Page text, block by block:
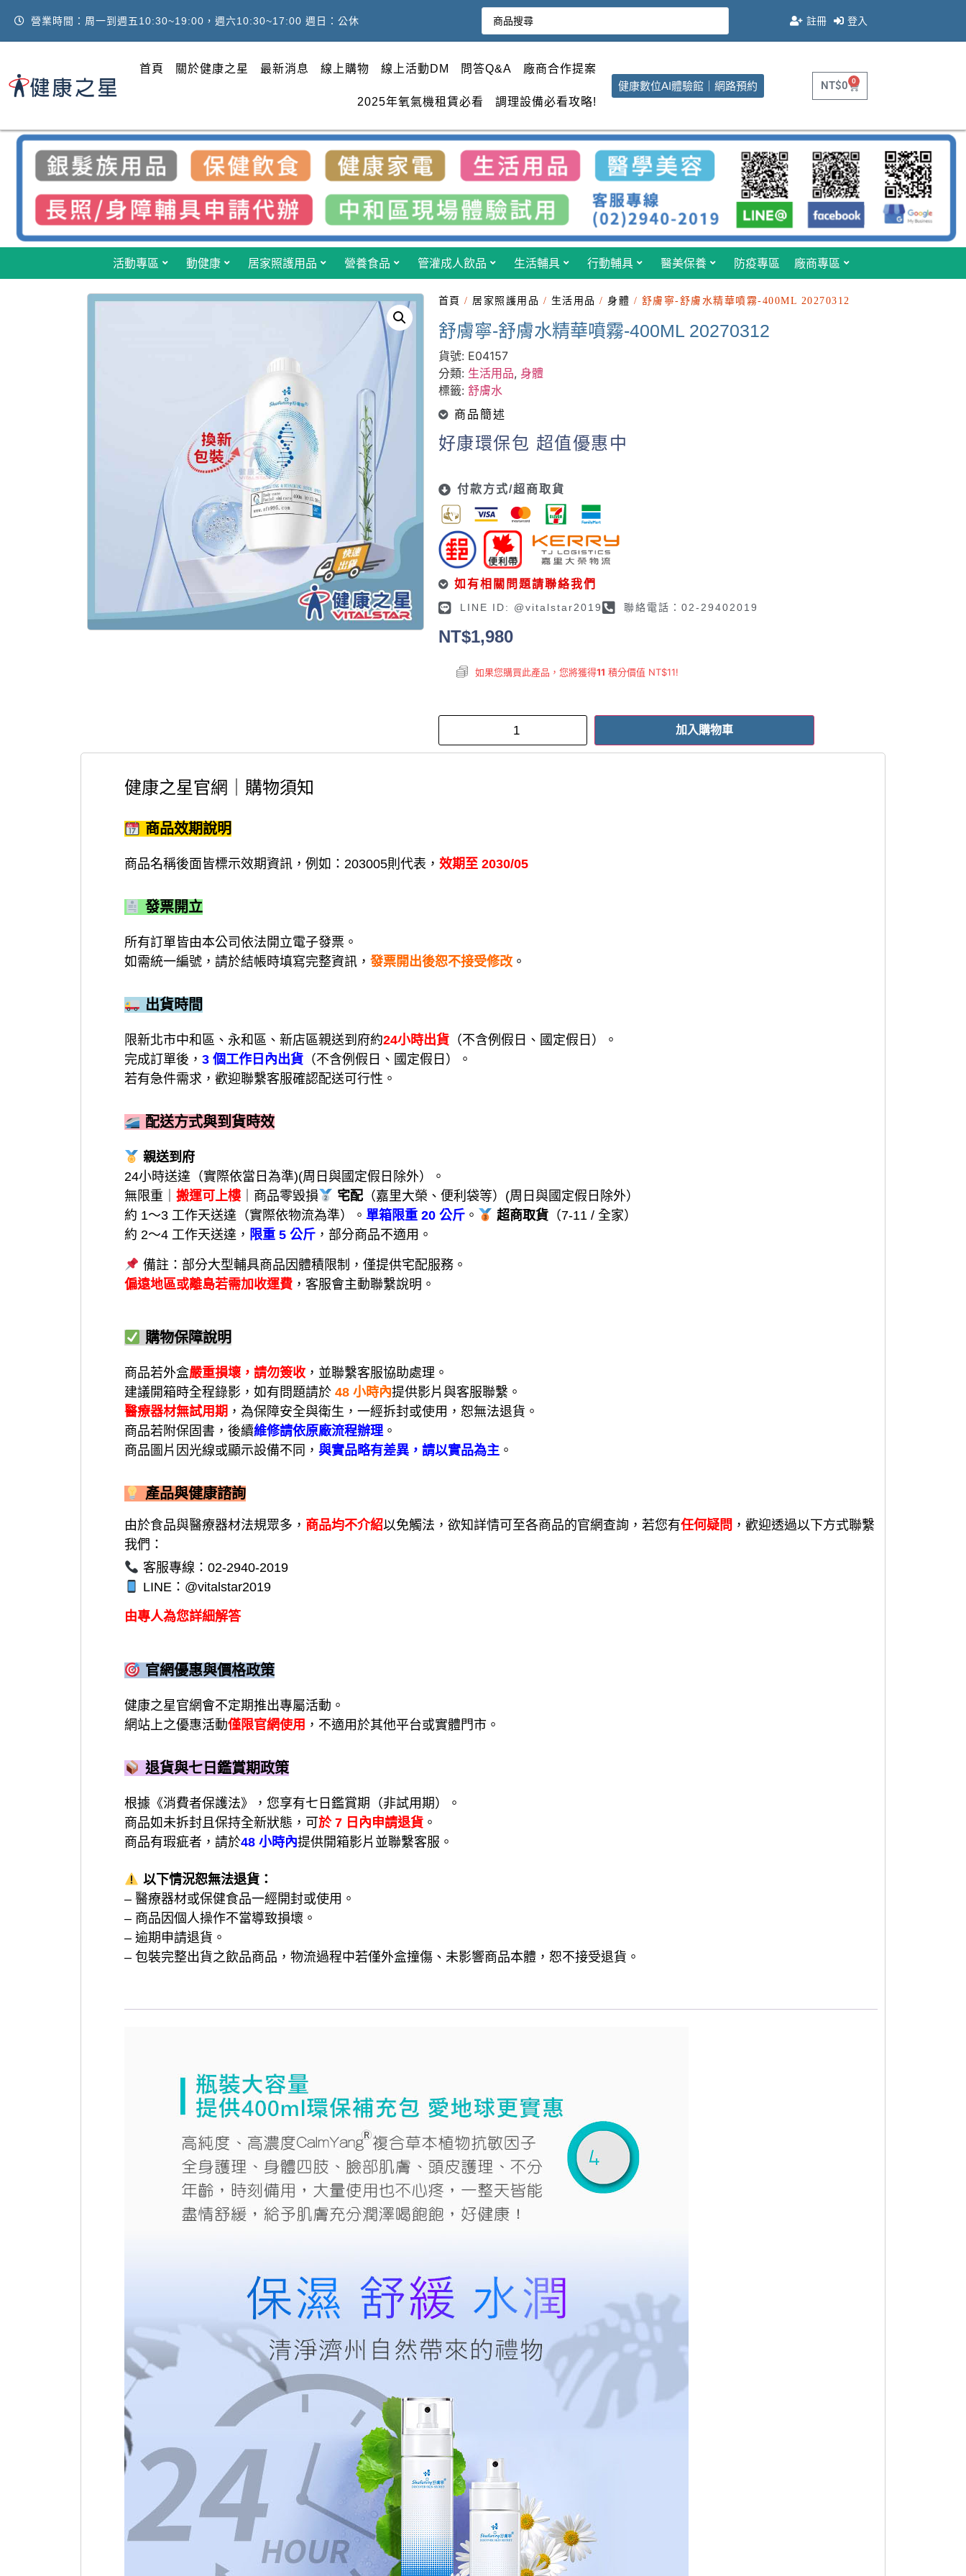
營業時間：周一到週五10:30~19:00，週六10:30~17:00 週日：公休 註冊 登入
首頁 關於健康之星 最新消息 線上購物 線上活動DM 問答Q&A 廠商合作提案
2025年氧氣機租賃必看 調理設備必看攻略!
健康數位AI體驗館｜網路預約 NT$0 0
活動專區 動健康 居家照護用品 營養食品 管灌成人飲品 生活輔具 行動輔具 醫美保養 防疫專區 廠商專區
首頁 / 居家照護用品 / 生活用品 /身體 / 舒膚寧-舒膚水精華噴霧-400ML 20270312
舒膚寧-舒膚水精華噴霧-400ML 20270312
貨號: E04157
分類: 生活用品, 身體
標籤: 舒膚水
商品簡述
好康環保包 超值優惠中
付款方式/超商取貨
如有相關問題請聯絡我們
LINE ID: @vitalstar2019 聯絡電話：02-29402019
NT$1,980
如果您購買此產品，您將獲得11 積分價值 NT$11!
加入購物車
健康之星官網｜購物須知
商品效期說明
商品名稱後面皆標示效期資訊，例如：203005則代表， 效期至 2030/05
發票開立
所有訂單皆由本公司依法開立電子發票。
如需統一編號，請於結帳時填寫完整資訊， 發票開出後恕不接受修改 。
出貨時間
限新北市中和區、永和區、新店區親送到府約24小時出貨 （不含例假日、國定假日）。
完成訂單後， 3 個工作日內出貨 （不含例假日、國定假日）。
若有急件需求，歡迎聯繫客服確認配送可行性。
配送方式與到貨時效
親送到府
24小時送達（實際依當日為準)(周日與國定假日除外）。
無限重｜ 搬運可上樓 ｜商品零毀損 宅配（嘉里大榮、便利袋等）(周日與國定假日除外）
約 1～3 工作天送達（實際依物流為準）。 單箱限重 20 公斤 。 超商取貨（7-11 / 全家）
約 2～4 工作天送達， 限重 5 公斤 ，部分商品不適用。
備註：部分大型輔具商品因體積限制，僅提供宅配服務。
偏遠地區或離島若需加收運費 ，客服會主動聯繫說明。
購物保障說明
商品若外盒嚴重損壞，請勿簽收 ，並聯繫客服協助處理。
建議開箱時全程錄影，如有問題請於 48 小時內提供影片與客服聯繫。
醫療器材無試用期 ，為保障安全與衛生，一經拆封或使用，恕無法退貨。
商品若附保固書，後續維修請依原廠流程辦理。
商品圖片因光線或顯示設備不同， 與實品略有差異，請以實品為主 。
產品與健康諮詢
由於食品與醫療器材法規眾多， 商品均不介紹以免觸法，欲知詳情可至各商品的官網查詢，若您有任何疑問 ，歡迎透過以下方式聯繫
我們：
客服專線：02-2940-2019
LINE：@vitalstar2019
由專人為您詳細解答
官網優惠與價格政策
健康之星官網會不定期推出專屬活動。
網站上之優惠活動僅限官網使用 ，不適用於其他平台或實體門市。
退貨與七日鑑賞期政策
根據《消費者保護法》，您享有七日鑑賞期（非試用期）。
商品如未拆封且保持全新狀態，可於 7 日內申請退貨 。
商品有瑕疵者，請於48 小時內提供開箱影片並聯繫客服。
以下情況恕無法退貨：
– 醫療器材或保健食品一經開封或使用。
– 商品因個人操作不當導致損壞。
– 逾期申請退貨。
– 包裝完整出貨之飲品商品，物流過程中若僅外盒撞傷、未影響商品本體，恕不接受退貨。